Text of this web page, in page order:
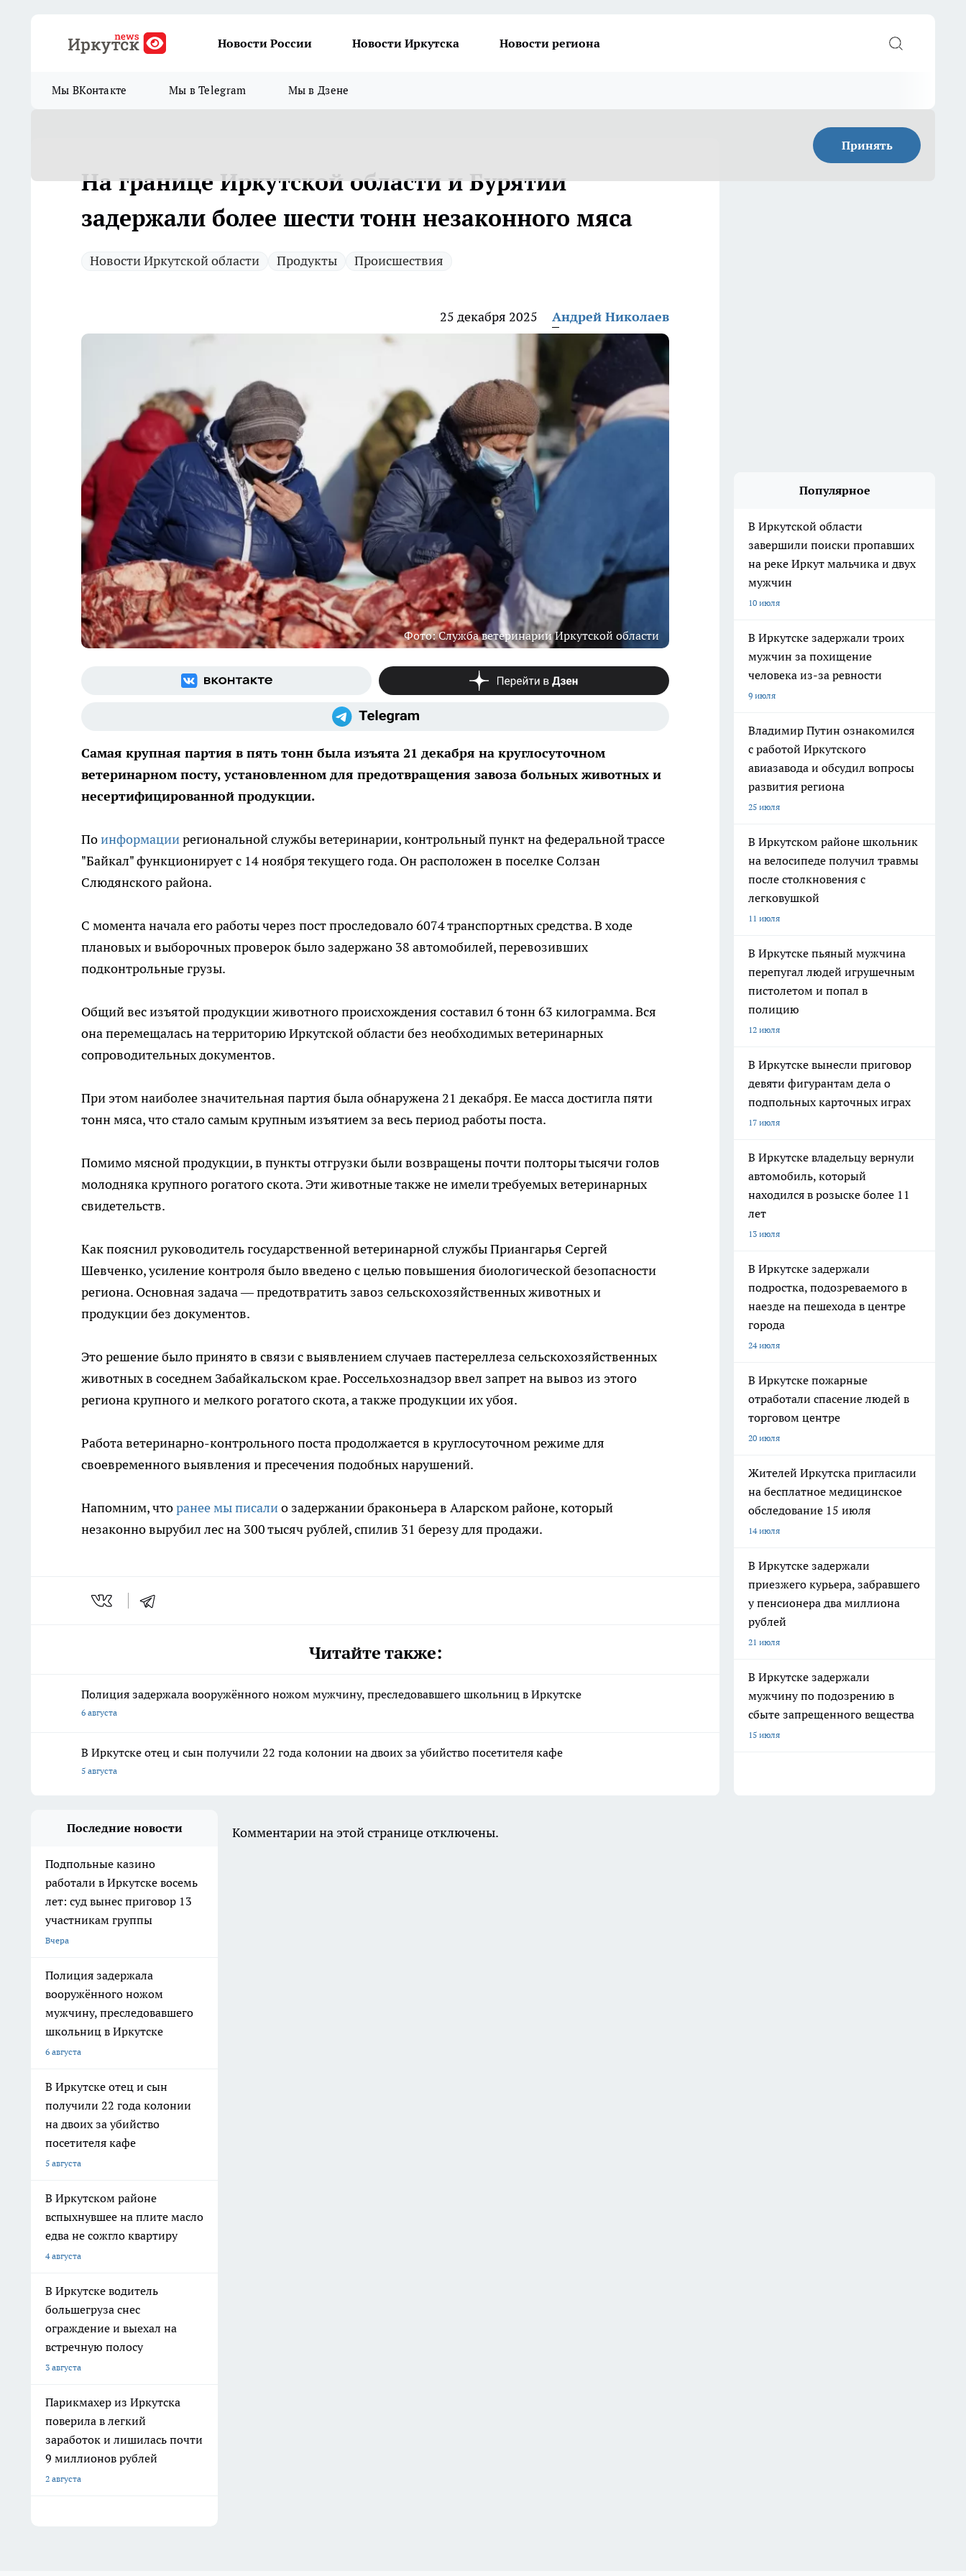
Новости России Новости Иркутска Новости региона
Мы ВКонтакте Мы в Telegram Мы в Дзене
Принять
На границе Иркутской области и Бурятии
задержали более шести тонн незаконного мяса
Новости Иркутской области Продукты Происшествия
25 декабря 2025 Андрей Николаев
Фото: Служба ветеринарии Иркутской области
Самая крупная партия в пять тонн была изъята 21 декабря на круглосуточном
ветеринарном посту, установленном для предотвращения завоза больных животных и
несертифицированной продукции.
Поинформациирегиональной службы ветеринарии, контрольный пункт на федеральной трассе
"Байкал" функционирует с 14 ноября текущего года. Он расположен в поселке Солзан
Слюдянского района.
С момента начала его работы через пост проследовало 6074 транспортных средства. В ходе
плановых и выборочных проверок было задержано 38 автомобилей, перевозивших
подконтрольные грузы.
Общий вес изъятой продукции животного происхождения составил 6 тонн 63 килограмма. Вся
она перемещалась на территорию Иркутской области без необходимых ветеринарных
сопроводительных документов.
При этом наиболее значительная партия была обнаружена 21 декабря. Ее масса достигла пяти
тонн мяса, что стало самым крупным изъятием за весь период работы поста.
Помимо мясной продукции, в пункты отгрузки были возвращены почти полторы тысячи голов
молодняка крупного рогатого скота. Эти животные также не имели требуемых ветеринарных
свидетельств.
Как пояснил руководитель государственной ветеринарной службы Приангарья Сергей
Шевченко, усиление контроля было введено с целью повышения биологической безопасности
региона. Основная задача — предотвратить завоз сельскохозяйственных животных и
продукции без документов.
Это решение было принято в связи с выявлением случаев пастереллеза сельскохозяйственных
животных в соседнем Забайкальском крае. Россельхознадзор ввел запрет на вывоз из этого
региона крупного и мелкого рогатого скота, а также продукции их убоя.
Работа ветеринарно-контрольного поста продолжается в круглосуточном режиме для
своевременного выявления и пресечения подобных нарушений.
Напомним, чторанее мы писалио задержании браконьера в Аларском районе, который
незаконно вырубил лес на 300 тысяч рублей, спилив 31 березу для продажи.
Читайте также:
Полиция задержала вооружённого ножом мужчину, преследовавшего школьниц в Иркутске
6 августа
В Иркутске отец и сын получили 22 года колонии на двоих за убийство посетителя кафе
5 августа
Популярное
В Иркутской области
завершили поиски пропавших
на реке Иркут мальчика и двух
мужчин
10 июля
В Иркутске задержали троих
мужчин за похищение
человека из-за ревности
9 июля
Владимир Путин ознакомился
с работой Иркутского
авиазавода и обсудил вопросы
развития региона
25 июля
В Иркутском районе школьник
на велосипеде получил травмы
после столкновения с
легковушкой
11 июля
В Иркутске пьяный мужчина
перепугал людей игрушечным
пистолетом и попал в
полицию
12 июля
В Иркутске вынесли приговор
девяти фигурантам дела о
подпольных карточных играх
17 июля
В Иркутске владельцу вернули
автомобиль, который
находился в розыске более 11
лет
13 июля
В Иркутске задержали
подростка, подозреваемого в
наезде на пешехода в центре
города
24 июля
В Иркутске пожарные
отработали спасение людей в
торговом центре
20 июля
Жителей Иркутска пригласили
на бесплатное медицинское
обследование 15 июля
14 июля
В Иркутске задержали
приезжего курьера, забравшего
у пенсионера два миллиона
рублей
21 июля
В Иркутске задержали
мужчину по подозрению в
сбыте запрещенного вещества
15 июля
Последние новости
Подпольные казино
работали в Иркутске восемь
лет: суд вынес приговор 13
участникам группы
Вчера
Полиция задержала
вооружённого ножом
мужчину, преследовавшего
школьниц в Иркутске
6 августа
В Иркутске отец и сын
получили 22 года колонии
на двоих за убийство
посетителя кафе
5 августа
В Иркутском районе
вспыхнувшее на плите масло
едва не сожгло квартиру
4 августа
В Иркутске водитель
большегруза снес
ограждение и выехал на
встречную полосу
3 августа
Парикмахер из Иркутска
поверила в легкий
заработок и лишилась почти
9 миллионов рублей
2 августа
Комментарии на этой странице отключены.